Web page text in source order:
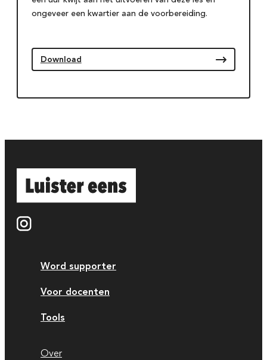
ongeveer een kwartier aan de voorbereiding.
Download
Word supporter
Voor docenten
Tools
Over